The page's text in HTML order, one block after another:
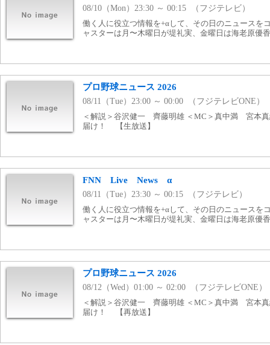
08/10（Mon）23:30 ～ 00:15 （フジテレビ）
働く人に役立つ情報を+αして、その日のニュースを
ャスターは月〜木曜日が堤礼実、金曜日は海老原優
プロ野球ニュース 2026
08/11（Tue）23:00 ～ 00:00 （フジテレビONE）
＜解説＞谷沢健一 齊藤明雄 ＜MC＞真中満 宮本
届け！ 【生放送】
FNN Live News α
08/11（Tue）23:30 ～ 00:15 （フジテレビ）
働く人に役立つ情報を+αして、その日のニュースを
ャスターは月〜木曜日が堤礼実、金曜日は海老原優
プロ野球ニュース 2026
08/12（Wed）01:00 ～ 02:00 （フジテレビONE）
＜解説＞谷沢健一 齊藤明雄 ＜MC＞真中満 宮本
届け！ 【再放送】